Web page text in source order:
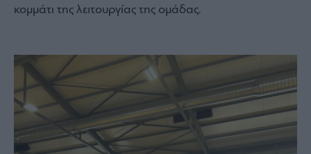
κομμάτι της λειτουργίας της ομάδας.